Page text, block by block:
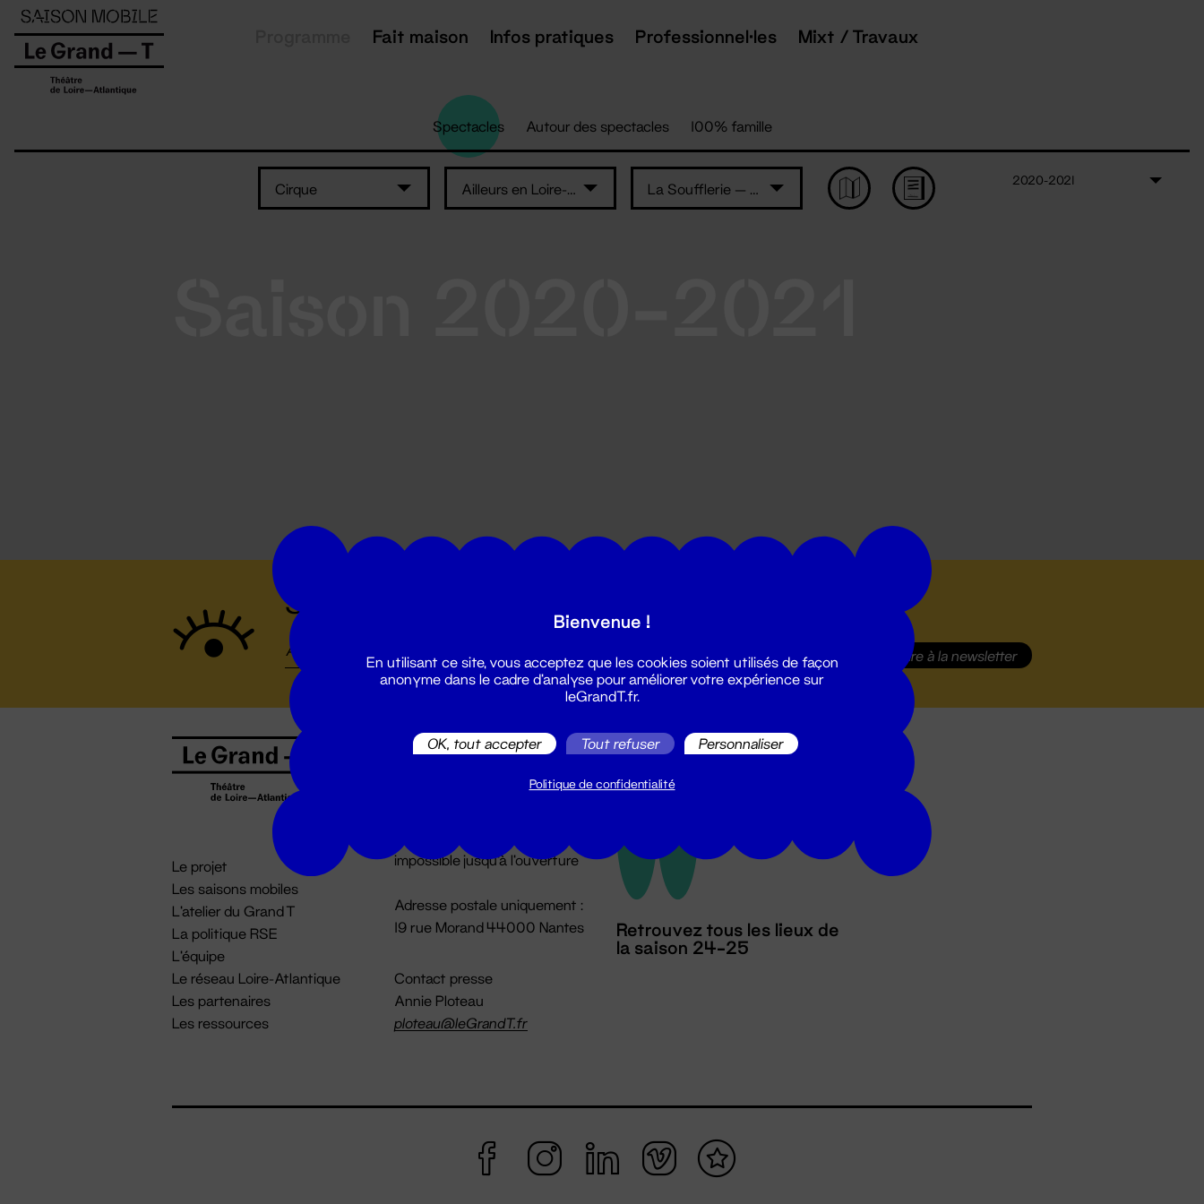
Fait maison Infos pratiques Professionnel·les Mixt / Travaux
Spectacles Autour des spectacles 100% famille
Cirque Ailleurs en Loire-Atlantique La Soufflerie — L'Auditorium
2020-2021
Suivez toutes les actualités du Grand T :
S'inscrire à la newsletter
Le projet
Les saisons mobiles
L'atelier du Grand T
La politique RSE
L'équipe
Le réseau Loire-Atlantique
Les partenaires
Les ressources
Billetterie
billetterie@leGrandT.fr
impossible jusqu'à l'ouverture
Adresse postale uniquement :
19 rue Morand 44000 Nantes
Contact presse
Annie Ploteau
ploteau@leGrandT.fr
Retrouvez tous les lieux de
la saison 24-25
Panneau de gestion des cookies
Bienvenue !
En utilisant ce site, vous acceptez que les cookies soient utilisés de façon
anonyme dans le cadre d'analyse pour améliorer votre expérience sur
leGrandT.fr.
OK, tout accepter Tout refuser Personnaliser
Politique de confidentialité